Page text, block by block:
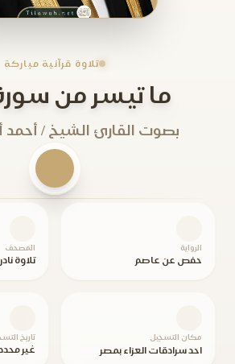
تلاوة قرآنية مباركة
ما تيسر من
بصوت القارئ الشيخ / أحمد
الرواية
حفص عن عاصم
المصحف
تلاوة
مكان التسجيل
احد سرادقات العزاء بمصر
تاريخ
غير